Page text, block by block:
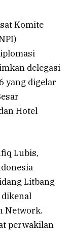
Komite
delegasi
yang digelar
Hotel
Lubis,
Litbang
dikenal
Network.
perwakilan